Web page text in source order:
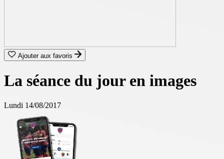
Ajouter aux favoris
La séance du jour en images
Lundi 14/08/2017